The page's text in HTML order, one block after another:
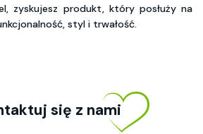
zyskujesz produkt, który posłuży na
styl i trwałość.
się z nami